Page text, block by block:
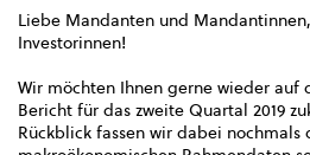
Liebe Mandanten und
Investorinnen!
Wir möchten Ihnen gerne wieder auf
Bericht für das zweite Quartal 2019
Rückblick fassen wir dabei nochmals